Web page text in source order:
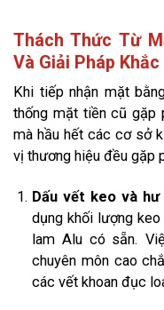
Thách Thức Từ
Và Giải Pháp
Khi tiếp nhận mặt
thống mặt tiền cũ gặp
mà hầu hết các cơ sở
vị thương hiệu đều gặp
Dấu vết keo và
dụng khối lượng keo
lam Alu có sẵn.
chuyên môn cao
các vết khoan đục